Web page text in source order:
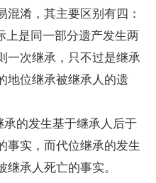
淆，其主要区别有四：
是同一部分遗产发生两
一次继承，只不过是继承
地位继承被继承人的遗
的发生基于继承人后于
事实，而代位继承的发生
承人死亡的事实。